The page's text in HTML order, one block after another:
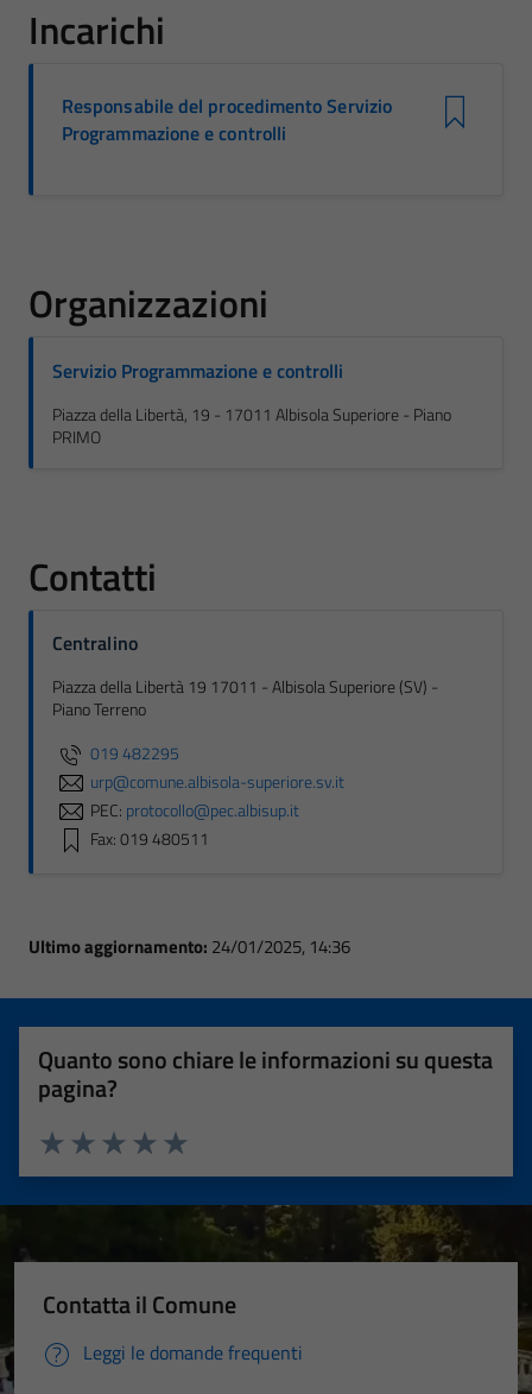
Incarichi
Responsabile del procedimento Servizio
Programmazione e controlli
Organizzazioni
Servizio Programmazione e controlli
Piazza della Libertà, 19 - 17011 Albisola Superiore - Piano
PRIMO
Contatti
Centralino
Piazza della Libertà 19 17011 - Albisola Superiore (SV) -
Piano Terreno
019 482295
urp@comune.albisola-superiore.sv.it
PEC: protocollo@pec.albisup.it
Fax: 019 480511
Ultimo aggiornamento: 24/01/2025, 14:36
Quanto sono chiare le informazioni su questa
pagina?
Valuta 5 stelle su 5
Valuta 4 stelle su 5
Valuta 3 stelle su 5
Valuta 2 stelle su 5
Valuta 1 stelle su 5
Contatta il Comune
Leggi le domande frequenti